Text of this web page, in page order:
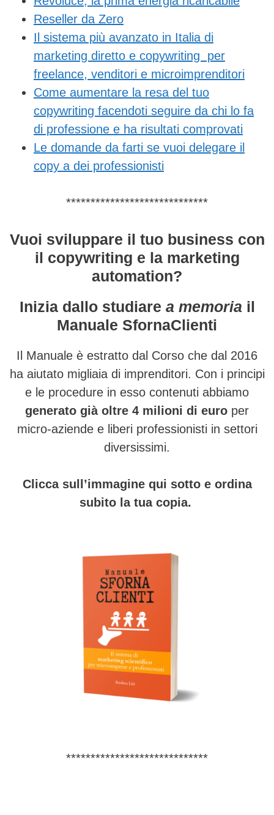
Reseller da Zero
Il sistema più avanzato in Italia di
marketing diretto e copywriting per
freelance, venditori e microimprenditori
Come aumentare la resa del tuo
copywriting facendoti seguire da chi lo fa
di professione e ha risultati comprovati
Le domande da farti se vuoi delegare il
copy a dei professionisti
*****************************
Vuoi sviluppare il tuo business con
il copywriting e la marketing
automation?
Inizia dallo studiare a memoria il
Manuale SfornaClienti
Il Manuale è estratto dal Corso che dal 2016
ha aiutato migliaia di imprenditori. Con i principi
e le procedure in esso contenuti abbiamo
generato già oltre 4 milioni di euro per
micro-aziende e liberi professionisti in settori
diversissimi.
Clicca sull’immagine qui sotto e ordina
subito la tua copia.
*****************************